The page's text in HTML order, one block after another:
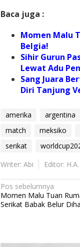
Baca juga :
Momen Malu
Belgia!
Sihir Gurun
Lewat Adu
Sang Juara
Diri Tanjung
amerika argentina
match
meksiko
serikat
Writer: Abi
Editor:
N
a
Pos sebelumnya
Momen Malu Tuan
Serikat Babak Belur